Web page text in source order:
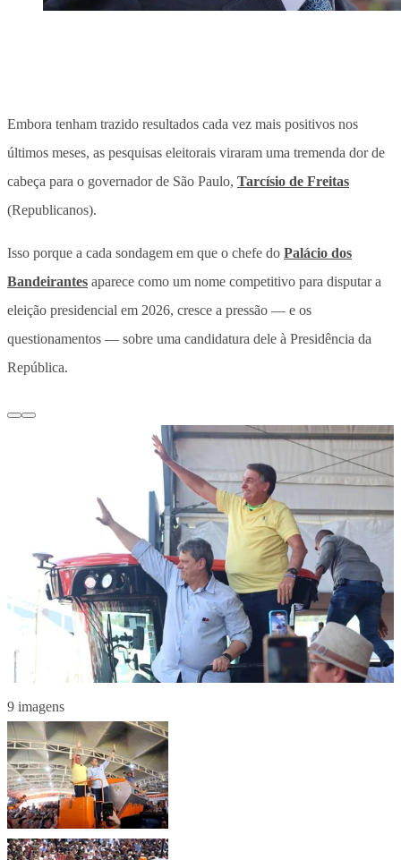
Embora tenham trazido resultados cada vez mais positivos nos
últimos meses, as pesquisas eleitorais viraram uma tremenda dor de
cabeça para o governador de São Paulo, Tarcísio de Freitas
(Republicanos).
Isso porque a cada sondagem em que o chefe do Palácio dos
Bandeirantes aparece como um nome competitivo para disputar a
eleição presidencial em 2026, cresce a pressão — e os
questionamentos — sobre uma candidatura dele à Presidência da
República.
9 imagens